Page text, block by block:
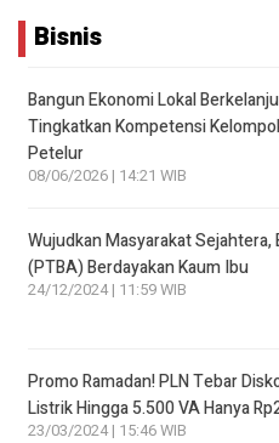
Bisnis
Bangun Ekonomi Lokal
Tingkatkan Kompetensi
Petelur
08/06/2026 | 14:21 WIB
Wujudkan Masyarakat Sejahtera,
(PTBA) Berdayakan Kaum Ibu
24/12/2024 | 11:59 WIB
Promo Ramadan! PLN Tebar
Listrik Hingga 5.500 VA Hanya
23/03/2024 | 15:46 WIB